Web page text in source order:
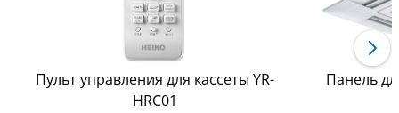
Пульт управления для кассеты YR-
HRC01
Панель